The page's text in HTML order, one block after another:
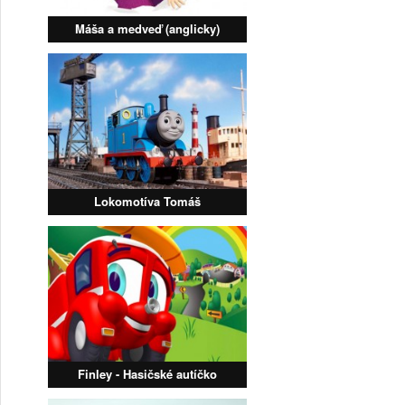
Máša a medveď (anglicky)
Lokomotíva Tomáš
Finley - Hasičské autíčko